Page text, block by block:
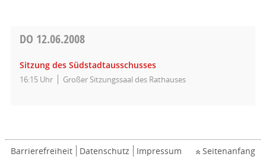
DO 12.06.2008
Sitzung des Südstadtausschusses
16:15 Uhr Großer Sitzungssaal des Rathauses
Barrierefreiheit Datenschutz Impressum Seitenanfang